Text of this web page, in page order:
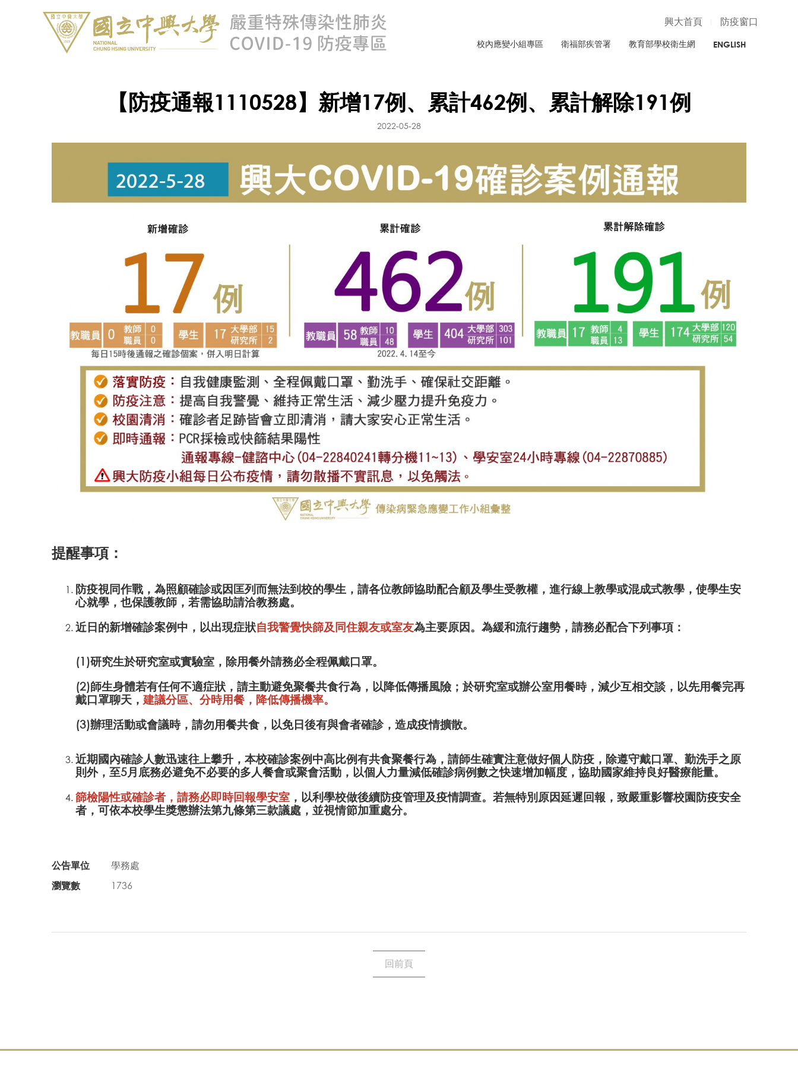
興大首頁 防疫窗口
校內應變小組專區 衛福部疾管署 教育部學校衛生網 ENGLISH
【防疫通報1110528】新增17例、累計462例、累計解除191例
2022-05-28
提醒事項：
防疫視同作戰，為照顧確診或因匡列而無法到校的學生，請各位教師協助配合顧及學生受教權，進行線上教學或混成式教學，使學生安
心就學，也保護教師，若需協助請洽教務處。
近日的新增確診案例中，以出現症狀自我警覺快篩及同住親友或室友為主要原因。為緩和流行趨勢，請務必配合下列事項：
(1)研究生於研究室或實驗室，除用餐外請務必全程佩戴口罩。
(2)師生身體若有任何不適症狀，請主動避免聚餐共食行為，以降低傳播風險；於研究室或辦公室用餐時，減少互相交談，以先用餐完再
戴口罩聊天， 建議分區、分時用餐，降低傳播機率。
(3)辦理活動或會議時，請勿用餐共食，以免日後有與會者確診，造成疫情擴散。
近期國內確診人數迅速往上攀升，本校確診案例中高比例有共食聚餐行為，請師生確實注意做好個人防疫，除遵守戴口罩、勤洗手之原
則外，至5月底務必避免不必要的多人餐會或聚會活動，以個人力量減低確診病例數之快速增加幅度，協助國家維持良好醫療能量。
篩檢陽性或確診者，請務必即時回報學安室 ，以利學校做後續防疫管理及疫情調查。若無特別原因延遲回報，致嚴重影響校園防疫安全
者，可依本校學生獎懲辦法第九條第三款議處，並視情節加重處分。
公告單位
學務處
瀏覽數
1736
回前頁